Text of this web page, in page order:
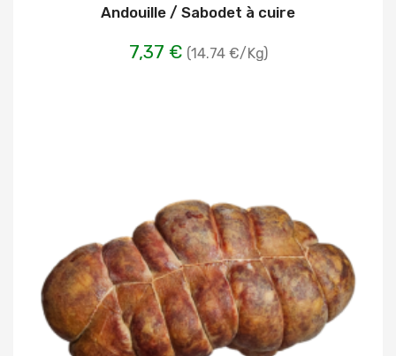
Andouille / Sabodet à cuire
7,37 € (14.74 €/Kg)